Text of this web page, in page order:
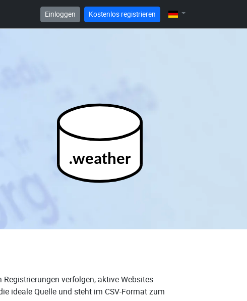
Einloggen Kostenlos registrieren
.weather
Registrierungen verfolgen, aktive Websites
ideale Quelle und steht im CSV-Format zum